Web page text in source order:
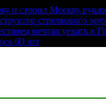
и строил Москву
стрелкового
мечтал уехать
60 лет